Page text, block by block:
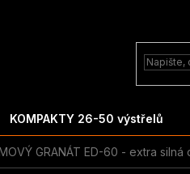
KOMPAKTY 26-50 výstřelů
GRANÁT ED-60 - extra silná